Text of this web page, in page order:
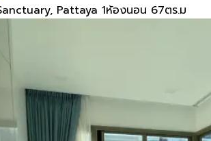
Pattaya 1ห้องนอน 67ตร.ม